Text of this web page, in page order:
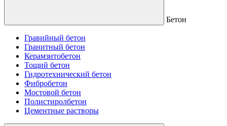
Бетон
Гравийный бетон
Гранитный бетон
Керамзитобетон
Тощий бетон
Гидротехнический бетон
Фибробетон
Мостовой бетон
Полистиролбетон
Цементные растворы